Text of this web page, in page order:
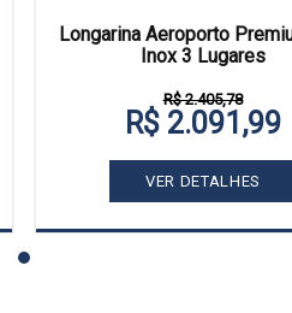
Longarina Aeroporto
Inox 3 Lugares
R$ 2.405,78
R$ 2.091,99
VER DETALHES